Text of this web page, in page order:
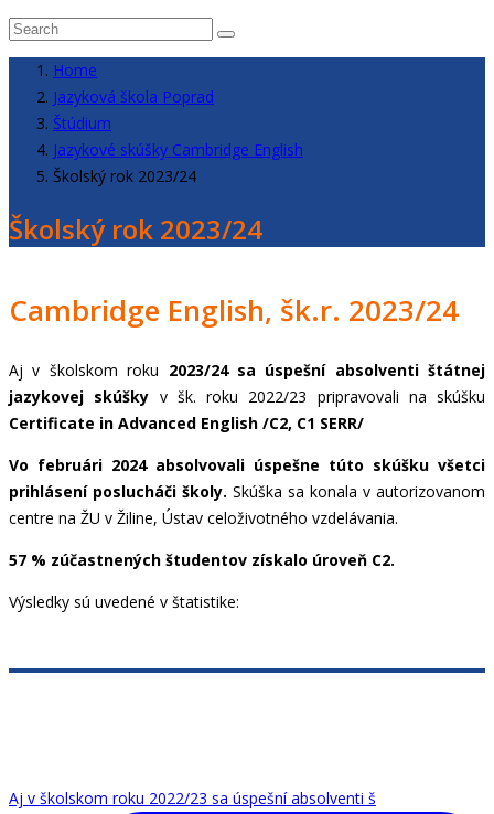
Home
Jazyková škola Poprad
Štúdium
Jazykové skúšky Cambridge English
Školský rok 2023/24
Školský rok 2023/24
Cambridge English, šk.r. 2023/24
Aj v školskom roku 2023/24 sa úspešní absolventi štátnej
jazykovej skúšky v šk. roku 2022/23 pripravovali na skúšku
Certificate in Advanced English /C2, C1 SERR/
Vo februári 2024 absolvovali úspešne túto skúšku všetci
prihlásení poslucháči školy. Skúška sa konala v autorizovanom
centre na ŽU v Žiline, Ústav celoživotného vzdelávania.
57 % zúčastnených študentov získalo úroveň C2.
Výsledky sú uvedené v štatistike:
Aj v školskom roku 2022/23 sa úspešní absolventi š